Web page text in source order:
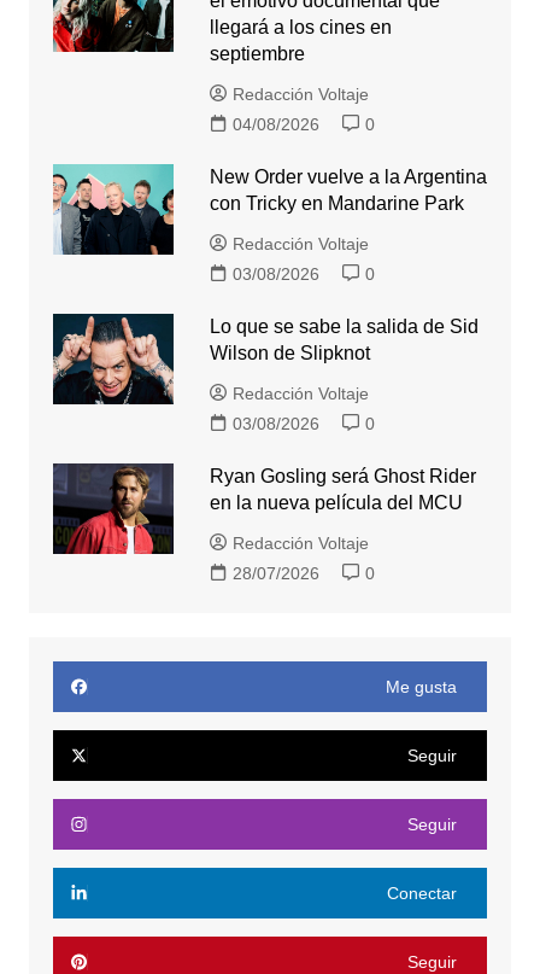
llegará a los cines en
septiembre
Redacción Voltaje
04/08/2026
0
New Order vuelve a la Argentina
con Tricky en Mandarine Park
Redacción Voltaje
03/08/2026
0
Lo que se sabe la salida de Sid
Wilson de Slipknot
Redacción Voltaje
03/08/2026
0
Ryan Gosling será Ghost Rider
en la nueva película del MCU
Redacción Voltaje
28/07/2026
0
Me gusta
Seguir
Seguir
Conectar
Seguir